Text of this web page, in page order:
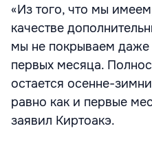
«Из того, что мы
качестве
мы не покрываем даже
первых месяца.
остается осенне-
равно как и первые
заявил Киртоакэ.